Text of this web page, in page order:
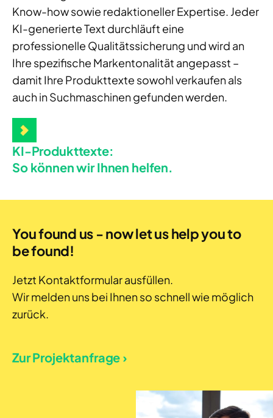
Know-how sowie redaktioneller Expertise. Jeder
KI-generierte Text durchläuft eine
professionelle Qualitätssicherung und wird an
Ihre spezifische Markentonalität angepasst –
damit Ihre Produkttexte sowohl verkaufen als
auch in Suchmaschinen gefunden werden.
KI-Produkttexte:
So können wir Ihnen helfen.
You found us - now let us help you to
be found!
Jetzt Kontaktformular ausfüllen.
Wir melden uns bei Ihnen so schnell wie möglich
zurück.
Zur Projektanfrage ›